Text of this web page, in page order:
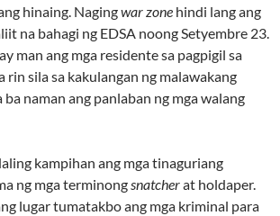
hinaing. Nagingwar zone hindi lang ang
na bahagi ng EDSA noong Setyembre 23.
man ang mga residente sa pagpigil sa
rin sila sa kakulangan ng malawakang
naman ang panlaban ng mga walang
kampihan ang mga tinaguriang
ng mga terminongsnatcherat holdaper.
lugar tumatakbo ang mga kriminal para